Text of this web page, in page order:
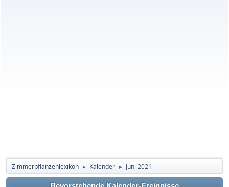
Zimmerpflanzenlexikon ► Kalender ► Juni 2021